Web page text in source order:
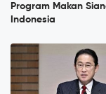
Program Makan
Indonesia